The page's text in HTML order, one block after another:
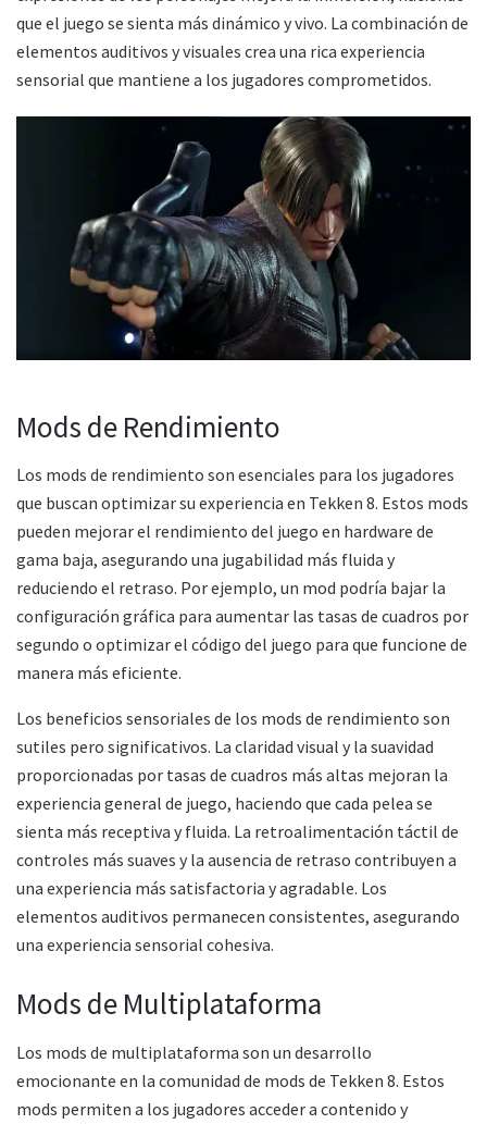
que el juego se sienta más dinámico y vivo. La combinación de
elementos auditivos y visuales crea una rica experiencia
sensorial que mantiene a los jugadores comprometidos.
Mods de Rendimiento
Los mods de rendimiento son esenciales para los jugadores
que buscan optimizar su experiencia en Tekken 8. Estos mods
pueden mejorar el rendimiento del juego en hardware de
gama baja, asegurando una jugabilidad más fluida y
reduciendo el retraso. Por ejemplo, un mod podría bajar la
configuración gráfica para aumentar las tasas de cuadros por
segundo o optimizar el código del juego para que funcione de
manera más eficiente.
Los beneficios sensoriales de los mods de rendimiento son
sutiles pero significativos. La claridad visual y la suavidad
proporcionadas por tasas de cuadros más altas mejoran la
experiencia general de juego, haciendo que cada pelea se
sienta más receptiva y fluida. La retroalimentación táctil de
controles más suaves y la ausencia de retraso contribuyen a
una experiencia más satisfactoria y agradable. Los
elementos auditivos permanecen consistentes, asegurando
una experiencia sensorial cohesiva.
Mods de Multiplataforma
Los mods de multiplataforma son un desarrollo
emocionante en la comunidad de mods de Tekken 8. Estos
mods permiten a los jugadores acceder a contenido y